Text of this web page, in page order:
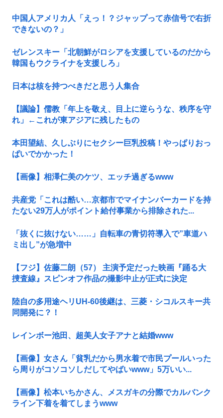
中国人アメリカ人「えっ！？ジャップって赤信号で右折
できないの？」
ゼレンスキー「北朝鮮がロシアを支援しているのだから
韓国もウクライナを支援しろ」
日本は核を持つべきだと思う人集合
【議論】儒教「年上を敬え、目上に逆らうな、秩序を守
れ」←これが東アジアに残したもの
本田望結、久しぶりにセクシー巨乳投稿！やっぱりおっ
ぱいでかかった！
【画像】相澤仁美のケツ、エッチ過ぎるwww
共産党「これは酷い…京都市でマイナンバーカードを持
たない29万人がポイント給付事業から排除された...
「抜くに抜けない……」自転車の青切符導入で”車道ハ
ミ出し”が急増中
【フジ】佐藤二朗（57） 主演予定だった映画『踊る大
捜査線』スピンオフ作品の撮影中止が正式に決定
陸自の多用途ヘリUH-60後継は、三菱・シコルスキー共
同開発に？！
レインボー池田、超美人女子アナと結婚www
【画像】女さん「貧乳だから男水着で市民プールいった
ら周りがコソコソしだしてやばいwww」5万いい...
【画像】松本いちかさん、メスガキの分際でカルバンク
ライン下着を着てしまうwww